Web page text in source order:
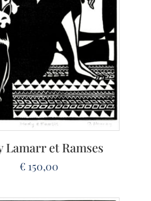
Lamarr et Ramses
€ 150,00